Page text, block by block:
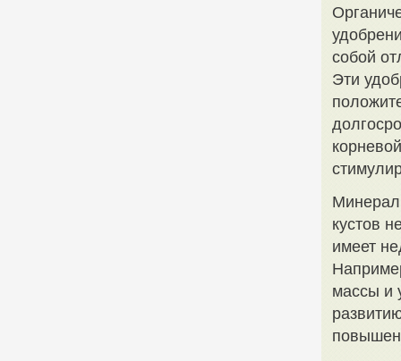
собой
Эти
кустов
имеет
массы и